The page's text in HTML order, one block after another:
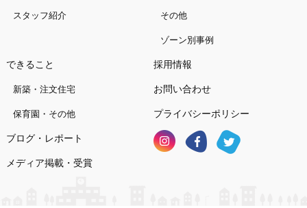
スタッフ紹介 その他
ゾーン別事例
できること
新築・注文住宅
保育園・その他
ブログ・レポート
メディア掲載・受賞
採用情報
お問い合わせ
プライバシーポリシー